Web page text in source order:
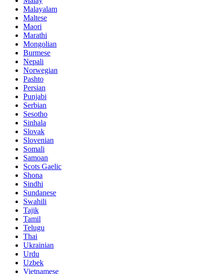
Malayalam
Maltese
Maori
Marathi
Mongolian
Burmese
Nepali
Norwegian
Pashto
Persian
Punjabi
Serbian
Sesotho
Sinhala
Slovak
Slovenian
Somali
Samoan
Scots Gaelic
Shona
Sindhi
Sundanese
Swahili
Tajik
Tamil
Telugu
Thai
Ukrainian
Urdu
Uzbek
Vietnamese